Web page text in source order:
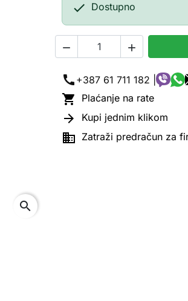
search
 Dostupno
 
call +387 61 711 182 |
 Plaćanje na rate
 Kupi jednim klikom
 Zatraži predračun za